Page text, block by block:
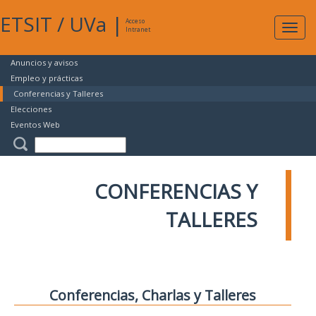
ETSIT / UVa |
Acceso
Intranet
Anuncios y avisos
Empleo y prácticas
Conferencias y Talleres
Elecciones
Eventos Web
CONFERENCIAS Y
TALLERES
Conferencias, Charlas y Talleres